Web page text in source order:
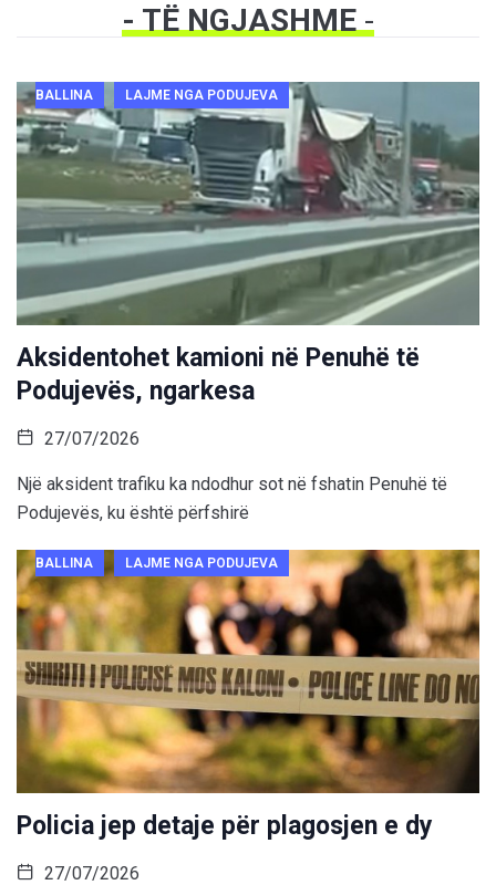
- TË NGJASHME-
BALLINA LAJME NGA PODUJEVA
Aksidentohet kamioni në Penuhë të
Podujevës, ngarkesa
27/07/2026
Një aksident trafiku ka ndodhur sot në fshatin Penuhë të
Podujevës, ku është përfshirë
BALLINA LAJME NGA PODUJEVA
Policia jep detaje për plagosjen e dy
27/07/2026